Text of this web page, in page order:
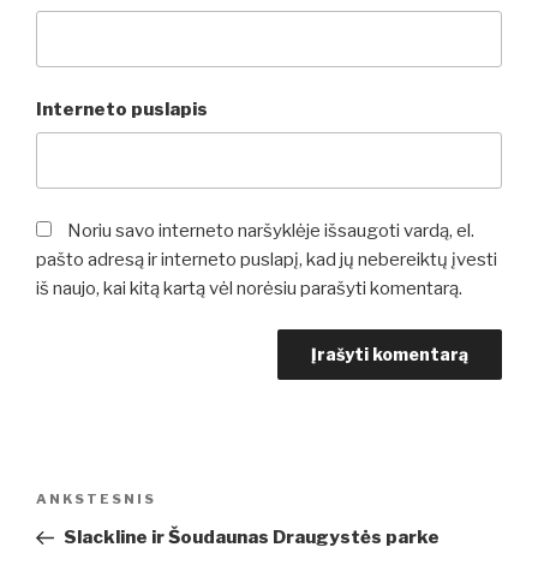
Interneto puslapis
Noriu savo interneto naršyklėje išsaugoti vardą, el.
pašto adresą ir interneto puslapį, kad jų nebereiktų įvesti
iš naujo, kai kitą kartą vėl norėsiu parašyti komentarą.
įrašų
Ankstesnis
įrašas
ANKSTESNIS
Slackline ir Šoudaunas Draugystės parke